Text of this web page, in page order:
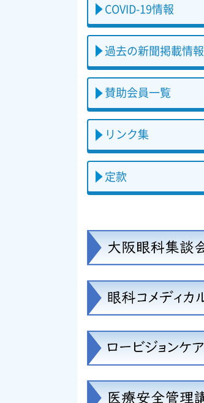
COVID-19情報
過去の新聞掲載情報
賛助会員一覧
リンク集
定款